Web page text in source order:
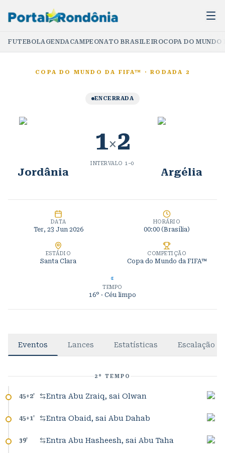
FUTEBOLAGENDACAMPEONATO BRASILEIROCOPA DO
COPA DO MUNDO DA FIFA™ ·RODADA 2
ENCERRADA
Jordânia
1×2
INTERVALO 1 –0
Argélia
DATA
Ter, 23 Jun 2026
HORÁRIO
00:00 (Brasília)
ESTÁDIO
Santa Clara
COMPETIÇÃO
Copa do Mundo da FIFA™
TEMPO
16° · Céu limpo
Eventos Lances Estatísticas Escalação
2º TEMPO
45+2' Entra Abu Zraiq, sai Olwan
45+1' Entra Obaid, sai Abu Dahab
39' Entra Abu Hasheesh, sai Abu Taha